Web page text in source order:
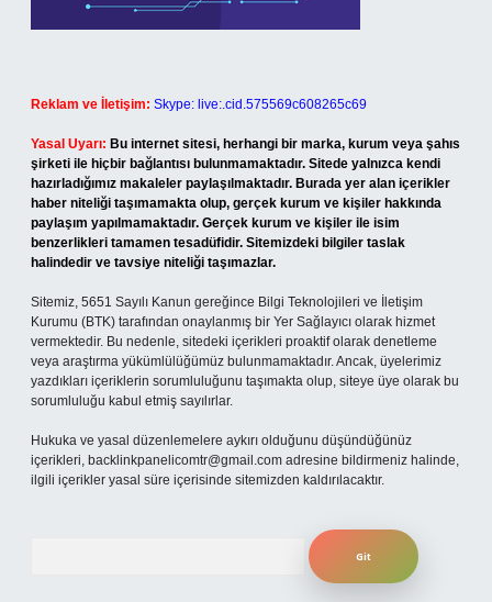
Reklam ve İletişim: Skype: live:.cid.575569c608265c69
Yasal Uyarı: Bu internet sitesi, herhangi bir marka, kurum veya şahıs
şirketi ile hiçbir bağlantısı bulunmamaktadır. Sitede yalnızca kendi
hazırladığımız makaleler paylaşılmaktadır. Burada yer alan içerikler
haber niteliği taşımamakta olup, gerçek kurum ve kişiler hakkında
paylaşım yapılmamaktadır. Gerçek kurum ve kişiler ile isim
benzerlikleri tamamen tesadüfidir. Sitemizdeki bilgiler taslak
halindedir ve tavsiye niteliği taşımazlar.
Sitemiz, 5651 Sayılı Kanun gereğince Bilgi Teknolojileri ve İletişim
Kurumu (BTK) tarafından onaylanmış bir Yer Sağlayıcı olarak hizmet
vermektedir. Bu nedenle, sitedeki içerikleri proaktif olarak denetleme
veya araştırma yükümlülüğümüz bulunmamaktadır. Ancak, üyelerimiz
yazdıkları içeriklerin sorumluluğunu taşımakta olup, siteye üye olarak bu
sorumluluğu kabul etmiş sayılırlar.
Hukuka ve yasal düzenlemelere aykırı olduğunu düşündüğünüz
içerikleri, backlinkpanelicomtr@gmail.com adresine bildirmeniz halinde,
ilgili içerikler yasal süre içerisinde sitemizden kaldırılacaktır.